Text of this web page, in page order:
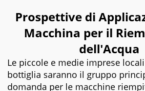
Prospettive di
Macchina per il
dell'Acqua
Le piccole e medie imprese
bottiglia saranno il gruppo
domanda per le macchine